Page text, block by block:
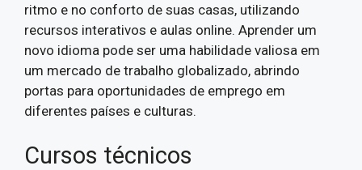
ritmo e no conforto de suas casas, utilizando
recursos interativos e aulas online. Aprender um
novo idioma pode ser uma habilidade valiosa em
um mercado de trabalho globalizado, abrindo
portas para oportunidades de emprego em
diferentes países e culturas.
Cursos técnicos